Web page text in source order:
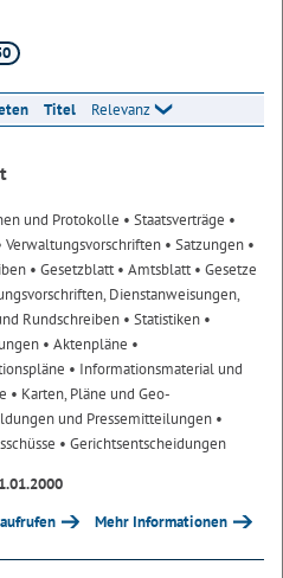
Titel Relevanz
und Protokolle • Staatsverträge •
Verwaltungsvorschriften • Satzungen •
• Gesetzblatt• Amtsblatt• Gesetze
Dienstanweisungen,
Rundschreiben • Statistiken •
• Aktenpläne •
• Informationsmaterial und
• Karten, Pläne und Geo-
und Pressemitteilungen •
• Gerichtsentscheidungen
Mehr Informationen